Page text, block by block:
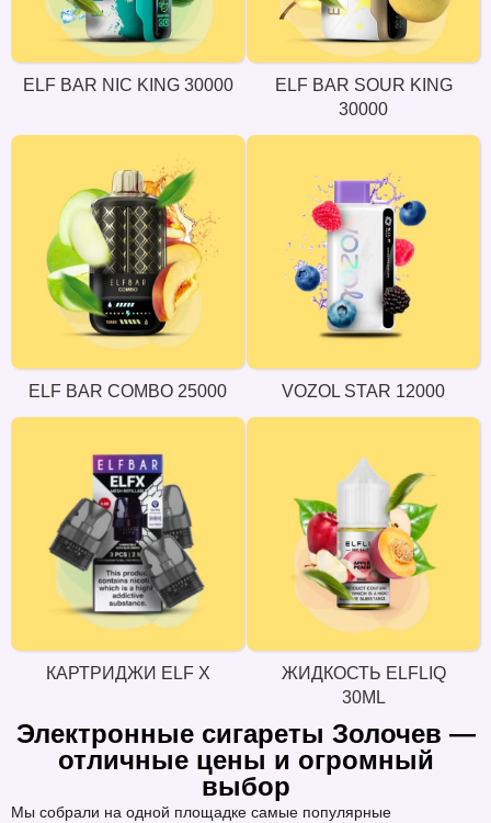
ELF BAR NIC KING 30000
ELF BAR SOUR KING
30000
ELF BAR COMBO 25000 VOZOL STAR 12000
КАРТРИДЖИ ELF X
ЖИДКОСТЬ ELFLIQ
30ML
Электронные сигареты Золочев —
отличные цены и огромный
выбор
Мы собрали на одной площадке самые популярные